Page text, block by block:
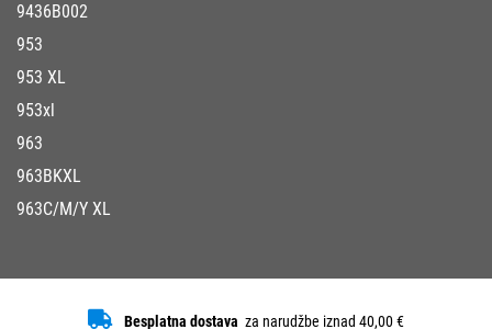
9436B002
953
953 XL
953xl
963
963BKXL
963C/M/Y XL
Besplatna dostava za narudžbe iznad 40,00 €